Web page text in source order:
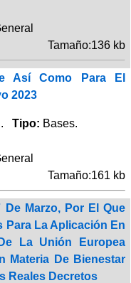
Tamaño:136 kb
Así Como Para El
2023
Tipo: Bases.
Tamaño:161 kb
De Marzo, Por El Que
Para La Aplicación En
La Unión Europea
Materia De Bienestar
Reales Decretos